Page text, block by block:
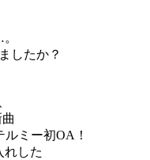
したか？
ルミー初OA！
れした